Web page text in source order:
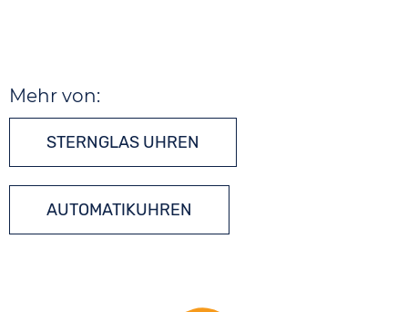
Mehr von:
STERNGLAS UHREN
AUTOMATIKUHREN